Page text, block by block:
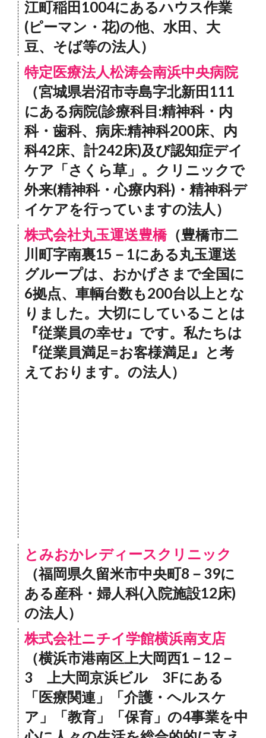
江町稲田1004にあるハウス作業
(ピーマン・花)の他、水田、大
豆、そば等の法人）
特定医療法人松涛会南浜中央病院
（宮城県岩沼市寺島字北新田111
にある病院(診療科目:精神科・内
科・歯科、病床:精神科200床、内
科42床、計242床)及び認知症デイ
ケア「さくら草」。クリニックで
外来(精神科・心療内科)・精神科デ
イケアを行っていますの法人）
株式会社丸玉運送豊橋（豊橋市二
川町字南裏15－1にある丸玉運送
グループは、おかげさまで全国に
6拠点、車輌台数も200台以上とな
りました。大切にしていることは
『従業員の幸せ』です。私たちは
『従業員満足=お客様満足』と考
えております。の法人）
とみおかレディースクリニック
（福岡県久留米市中央町8－39に
ある産科・婦人科(入院施設12床)
の法人）
株式会社ニチイ学館横浜南支店
（横浜市港南区上大岡西1－12－
3 上大岡京浜ビル 3Fにある
「医療関連」「介護・ヘルスケ
ア」「教育」「保育」の4事業を中